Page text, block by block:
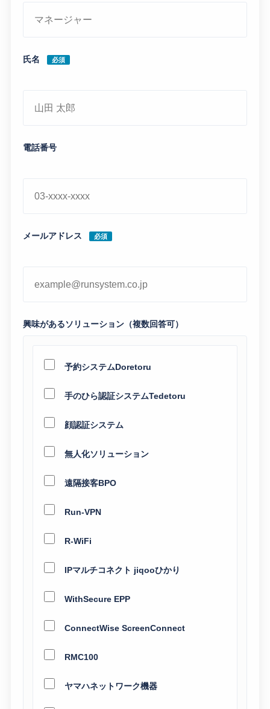
氏名 必須
電話番号
メールアドレス 必須
興味があるソリューション（複数回答可）
予約システムDoretoru
手のひら認証システムTedetoru
顔認証システム
無人化ソリューション
遠隔接客BPO
Run-VPN
R-WiFi
IPマルチコネクト jiqooひかり
WithSecure EPP
ConnectWise ScreenConnect
RMC100
ヤマハネットワーク機器